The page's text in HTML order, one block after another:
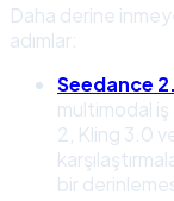
Daha derine
adımlar:
Seedance
multimodal iş
2, Kling 3.0
bir